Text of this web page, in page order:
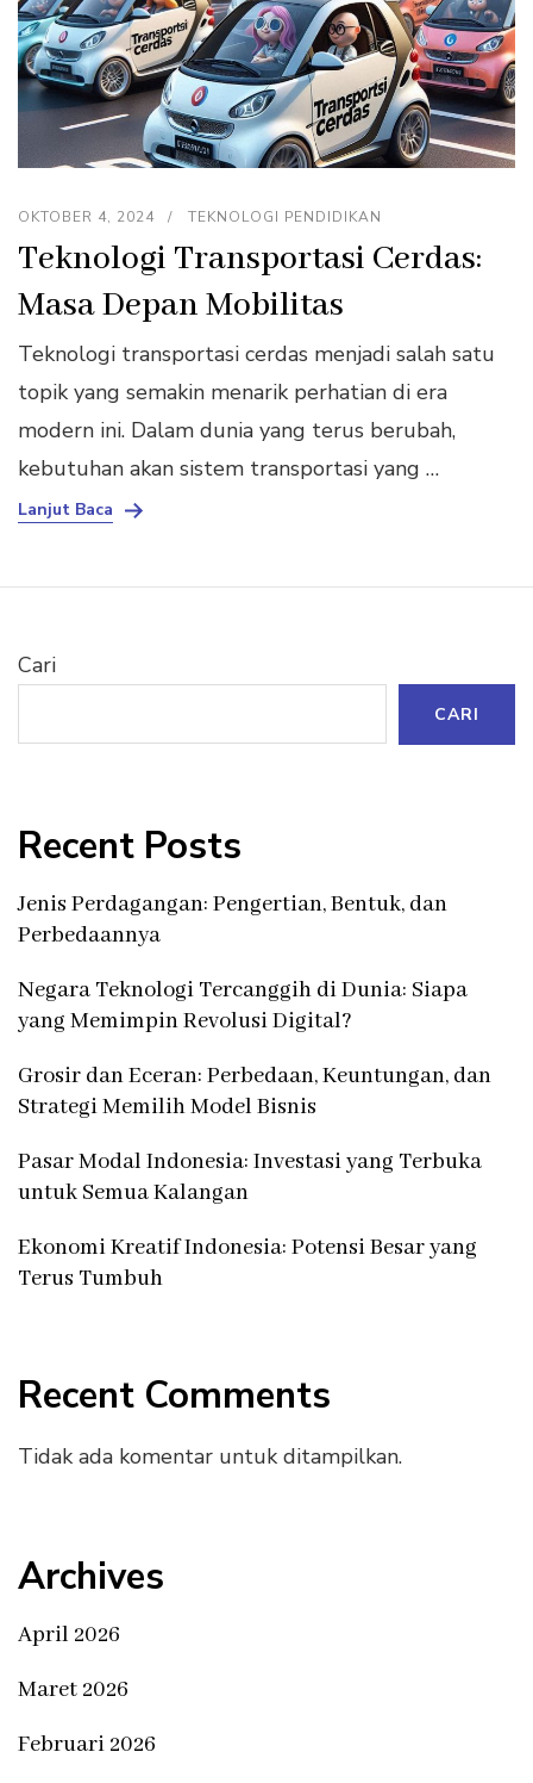
OKTOBER 4, 2024 TEKNOLOGI PENDIDIKAN
Teknologi Transportasi Cerdas:
Masa Depan Mobilitas
Teknologi transportasi cerdas menjadi salah satu
topik yang semakin menarik perhatian di era
modern ini. Dalam dunia yang terus berubah,
kebutuhan akan sistem transportasi yang …
Lanjut Baca
Cari
CARI
Recent Posts
Jenis Perdagangan: Pengertian, Bentuk, dan
Perbedaannya
Negara Teknologi Tercanggih di Dunia: Siapa
yang Memimpin Revolusi Digital?
Grosir dan Eceran: Perbedaan, Keuntungan, dan
Strategi Memilih Model Bisnis
Pasar Modal Indonesia: Investasi yang Terbuka
untuk Semua Kalangan
Ekonomi Kreatif Indonesia: Potensi Besar yang
Terus Tumbuh
Recent Comments
Tidak ada komentar untuk ditampilkan.
Archives
April 2026
Maret 2026
Februari 2026